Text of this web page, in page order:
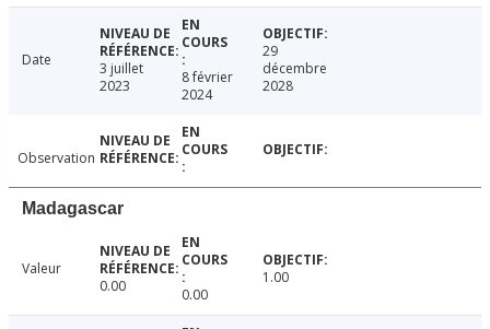
Date
3 juillet
2023
8 février
2024
29
décembre
2028
Observation
Madagascar
Valeur
0.00
0.00
1.00